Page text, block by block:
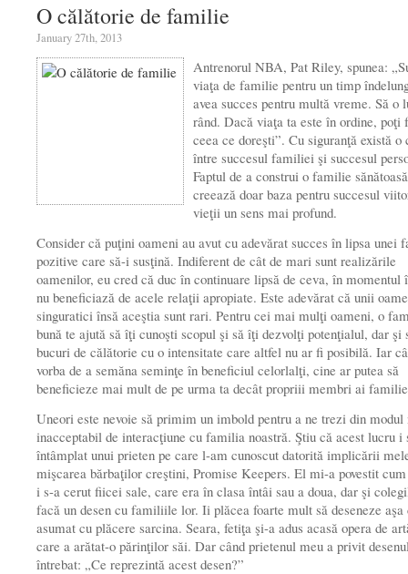
O călătorie de familie
January 27th, 2013
Antrenorul NBA, Pat Riley, spunea:
viaţa de familie pentru un timp
avea succes pentru multă vreme. Să o
rând. Dacă viaţa ta este în ordine, poţi
ceea ce doreşti”. Cu siguranţă există o
între succesul familiei şi succesul
Faptul de a construi o familie
creează doar baza pentru succesul
vieţii un sens mai profund.
Consider că puţini oameni au avut cu adevărat succes în lipsa unei
pozitive care să-i susţină. Indiferent de cât de mari sunt realizările
oamenilor, eu cred că duc în continuare lipsă de ceva, în momentul
nu beneficiază de acele relaţii apropiate. Este adevărat că unii
singu­ratici însă aceştia sunt rari. Pentru cei mai mulţi oameni, o
bună te ajută să îţi cunoşti scopul şi să îţi dezvolţi potenţialul, dar şi
bucuri de călătorie cu o intensitate care altfel nu ar fi posibilă. Iar
vorba de a semăna seminţe în beneficiul celorlalţi, cine ar putea să
beneficieze mai mult de pe urma ta decât propriii membri ai
Uneori este nevoie să primim un imbold pentru a ne trezi din modul
inacceptabil de interacţiune cu familia noastră. Ştiu că acest lucru i
întâmplat unui prieten pe care l-am cunoscut datorită implicării
mişcarea băr­baţilor creştini, Promise Keepers. El mi-a povestit
i s-a cerut fiicei sale, care era în clasa întâi sau a doua, dar şi
facă un desen cu familiile lor. Ii plăcea foarte mult să deseneze aşa
asumat cu plăcere sarcina. Seara, fetiţa şi-a adus acasă opera de
care a arătat-o părinţilor săi. Dar când prietenul meu a privit
întrebat: „Ce reprezintă acest desen?”